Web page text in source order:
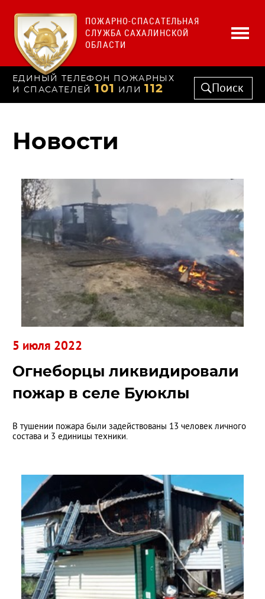
ПОЖАРНО-СПАСАТЕЛЬНАЯ
СЛУЖБА САХАЛИНСКОЙ
ОБЛАСТИ
ЕДИНЫЙ ТЕЛЕФОН ПОЖАРНЫХ
И СПАСАТЕЛЕЙ 101 ИЛИ 112 Поиск
Новости
Огнеборцы ликвидировали
пожар в селе Буюклы
В тушении пожара были задействованы 13 человек личного
состава и 3 единицы техники.
5 июля 2022